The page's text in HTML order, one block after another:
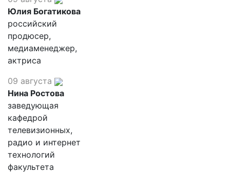
Юлия Богатикова
российский
продюсер,
медиаменеджер,
актриса
09 августа
Нина Ростова
заведующая
кафедрой
телевизионных,
радио и интернет
технологий
факультета